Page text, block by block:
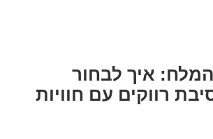
איך לבחור
רווקים עם חוויות